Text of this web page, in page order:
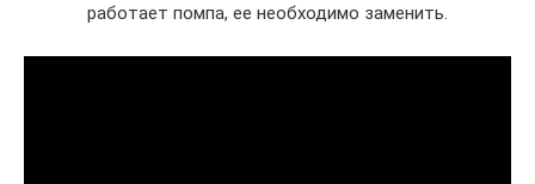
работает помпа, ее необходимо заменить.